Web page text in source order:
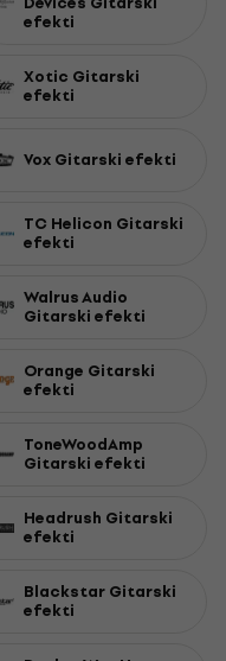
efekti
Xotic Gitarski
efekti
Vox Gitarski efekti
TC Helicon Gitarski
efekti
Walrus Audio
Gitarski efekti
Orange Gitarski
efekti
ToneWoodAmp
Gitarski efekti
Headrush Gitarski
efekti
Blackstar Gitarski
efekti